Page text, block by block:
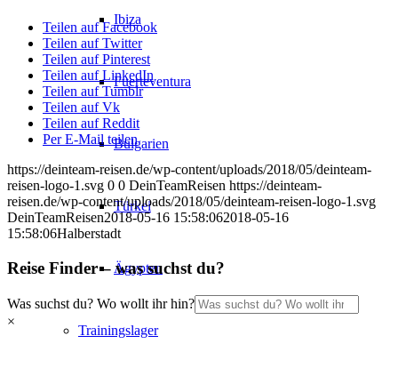
Ibiza
Fuerteventura
Bulgarien
Türkei
Ägypten
Trainingslager
Teilen auf Facebook
Teilen auf Twitter
Teilen auf Pinterest
Teilen auf LinkedIn
Teilen auf Tumblr
Teilen auf Vk
Teilen auf Reddit
Per E-Mail teilen
https://deinteam-reisen.de/wp-content/uploads/2018/05/deinteam-
reisen-logo-1.svg 0 0 DeinTeamReisen https://deinteam-
reisen.de/wp-content/uploads/2018/05/deinteam-reisen-logo-1.svg
DeinTeamReisen2018-05-16 15:58:062018-05-16
15:58:06Halberstadt
Reise Finder – was suchst du?
Was suchst du? Wo wollt ihr hin?
×